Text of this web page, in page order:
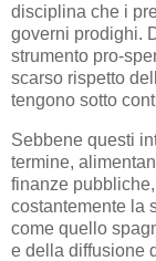
disciplina che i
governi prodighi.
strumento pro-
scarso rispetto
tengono sotto
Sebbene questi
termine,
finanze
costantemente la
come quello
e della diffusione